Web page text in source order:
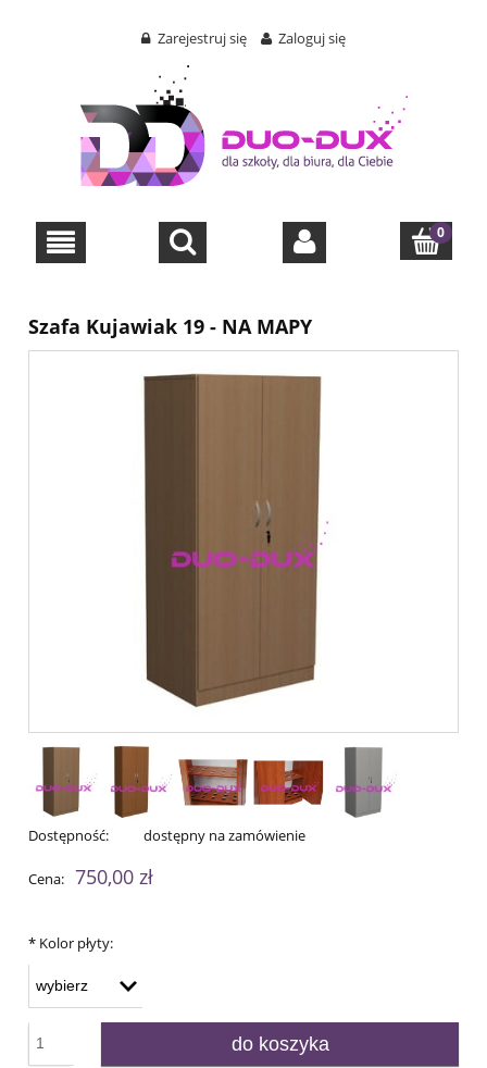
Zarejestruj się Zaloguj się
Szafa Kujawiak 19 - NA MAPY
Dostępność: dostępny na zamówienie
Cena: 750,00 zł
* Kolor płyty:
do koszyka